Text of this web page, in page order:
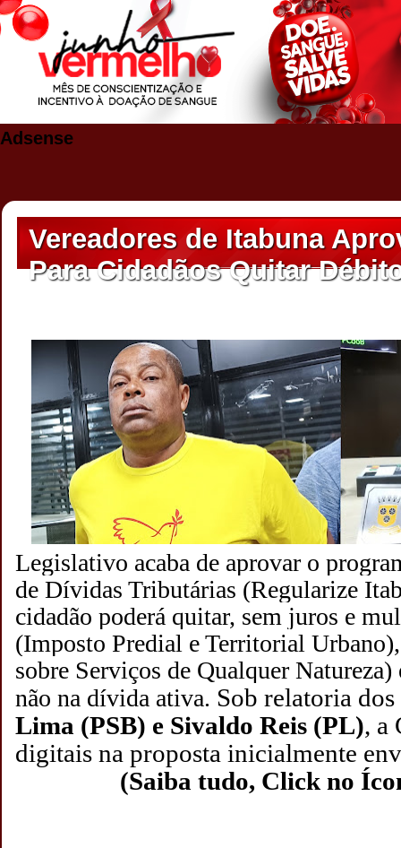
Adsense
Vereadores de Itabuna
Para Cidadãos Quitar
Legislativo acaba de aprovar o
de Dívidas Tributárias (Regularize
cidadão poderá quitar, sem juros e
(Imposto Predial e Territorial
sobre Serviços de Qualquer
não na dívida ativa. Sob relatoria
Lima (PSB) e Sivaldo Reis (PL), a
digitais na proposta inicialmente
(Saiba tudo, Click no